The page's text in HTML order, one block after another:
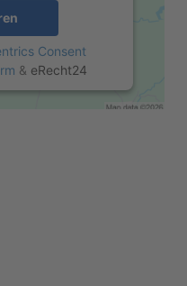
Consent
& eRecht24